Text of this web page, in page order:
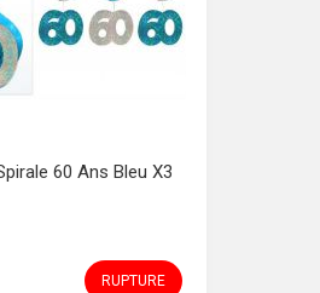
60 Ans Bleu X3
RUPTURE